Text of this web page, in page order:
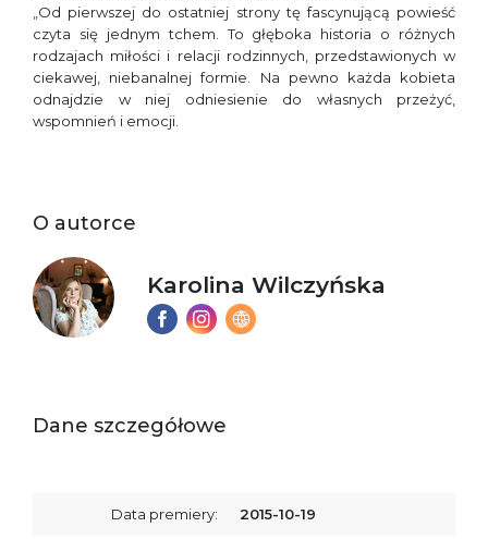
„Od pierwszej do ostatniej strony tę fascynującą powieść
czyta się jednym tchem. To głęboka historia o różnych
rodzajach miłości i relacji rodzinnych, przedstawionych w
ciekawej, niebanalnej formie. Na pewno każda kobieta
odnajdzie w niej odniesienie do własnych przeżyć,
wspomnień i emocji.
O autorce
Karolina Wilczyńska
Dane szczegółowe
Data premiery: 2015-10-19